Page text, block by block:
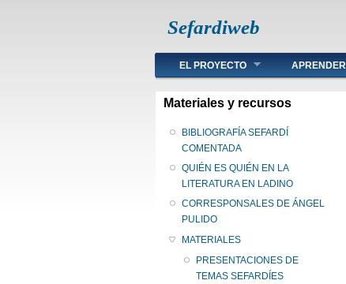
Sefardiweb
Main menu
EL PROYECTO
Materiales y recursos
BIBLIOGRAFÍA SEFARDÍ
COMENTADA
QUIÉN ES QUIÉN EN LA
LITERATURA EN LADINO
CORRESPONSALES DE ÁNGEL
PULIDO
MATERIALES
PRESENTACIONES DE
TEMAS SEFARDÍES